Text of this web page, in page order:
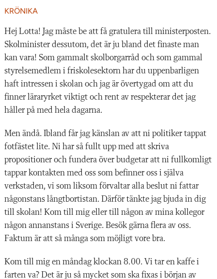
KRÖNIKA
Hej Lotta! Jag måste be att få gratulera till ministerposten.
Skolminister dessutom, det är ju bland det finaste man
kan vara! Som gammalt skolborgarråd och som gammal
styrelsemedlem i friskolesektorn har du uppenbarligen
haft intressen i skolan och jag är övertygad om att du
finner läraryrket viktigt och rent av respekterar det jag
håller på med hela dagarna.
Men ändå. Ibland får jag känslan av att ni politiker tappat
fotfästet lite. Ni har så fullt upp med att skriva
propositioner och fundera över budgetar att ni fullkomligt
tappar kontakten med oss som befinner oss i själva
verkstaden, vi som liksom förvaltar alla beslut ni fattar
någonstans långtbortistan. Därför tänkte jag bjuda in dig
till skolan! Kom till mig eller till någon av mina kollegor
någon annanstans i Sverige. Besök gärna flera av oss.
Faktum är att så många som möjligt vore bra.
Kom till mig en måndag klockan 8.00. Vi tar en kaffe i
farten va? Det är ju så mycket som ska fixas i början av